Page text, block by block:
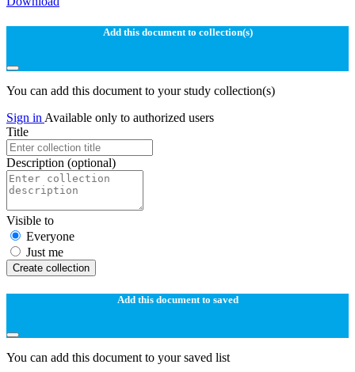
Add this document to collection(s)
You can add this document to your study collection(s)
Sign in Available only to authorized users
Title
Description (optional)
Visible to
Everyone
Just me
Create collection
Add this document to saved
You can add this document to your saved list